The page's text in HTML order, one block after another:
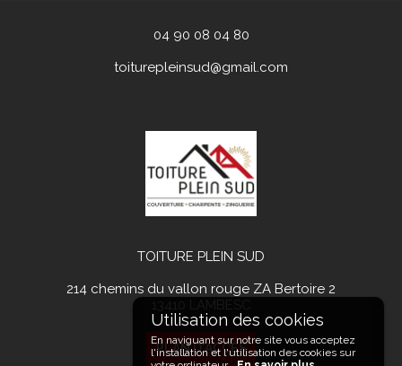
04 90 08 04 80
toiturepleinsud@gmail.com
TOITURE PLEIN SUD
214 chemins du vallon rouge ZA Bertoire 2
PLAN D'ACCÉS
En naviguant sur notre site vous acceptez
l'installation et l'utilisation des cookies sur